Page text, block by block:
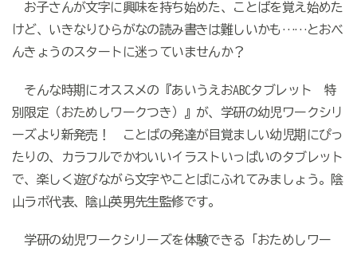
お子さんが文字に興味を持ち始めた、ことばを覚え始めた
けど、いきなりひらがなの読み書きは難しいかも……とおべ
んきょうのスタートに迷っていませんか？
そんな時期にオススメの『あいうえおABCタブレット 特
別限定（おためしワークつき）』が、学研の幼児ワークシリ
ーズより新発売！ ことばの発達が目覚ましい幼児期にぴっ
たりの、カラフルでかわいいイラストいっぱいのタブレット
で、楽しく遊びながら文字やことばにふれてみましょう。陰
山ラボ代表、陰山英男先生監修です。
学研の幼児ワークシリーズを体験できる「おためしワー